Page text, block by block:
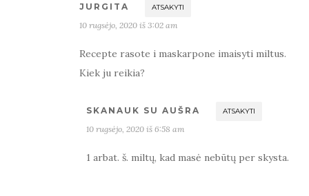
JURGITA ATSAKYTI
10 rugsėjo, 2020 iš 3:02 am
Recepte rasote i maskarpone imaisyti miltus.
Kiek ju reikia?
SKANAUK SU AUŠRA ATSAKYTI
10 rugsėjo, 2020 iš 6:58 am
1 arbat. š. miltų, kad masė nebūtų per skysta.